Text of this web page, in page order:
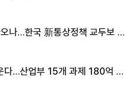
나…한국 新통상정책 교두보 활
다…산업부 15개 과제 180억 지